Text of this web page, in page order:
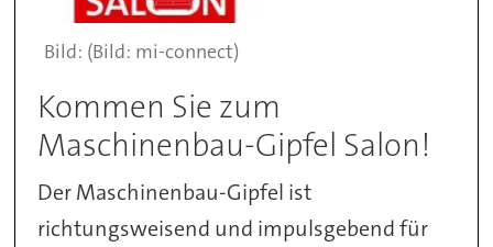
(Bild: mi-connect)
Kommen Sie zum
Maschinenbau-Gipfel Salon!
Der Maschinenbau-Gipfel ist
richtungsweisend und impulsgebend für